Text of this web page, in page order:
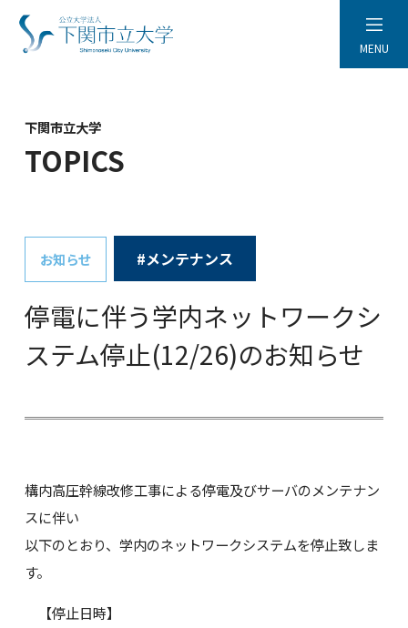
MENU
下関市立大学
TOPICS
お知らせ #メンテナンス
停電に伴う学内ネットワークシ
ステム停止(12/26)のお知らせ
構内高圧幹線改修工事による停電及びサーバのメンテナン
スに伴い
以下のとおり、学内のネットワークシステムを停止致しま
す。
【停止日時】